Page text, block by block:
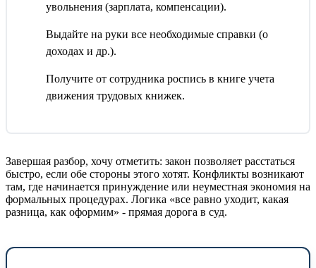
увольнения (зарплата, компенсации).
Выдайте на руки все необходимые справки (о
доходах и др.).
Получите от сотрудника роспись в книге учета
движения трудовых книжек.
Завершая разбор, хочу отметить: закон позволяет расстаться
быстро, если обе стороны этого хотят. Конфликты возникают
там, где начинается принуждение или неуместная экономия на
формальных процедурах. Логика «все равно уходит, какая
разница, как оформим» - прямая дорога в суд.